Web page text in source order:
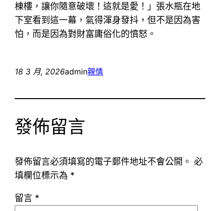
棟樓，讓你隨意破壞！這就是愛！」張水瓶在地
下室看到這一幕，氣得渾身發抖，但不是因為害
怕，而是因為對財富庸俗化的憤怒。
18 3 月, 2026admin親情
發佈留言
發佈留言必須填寫的電子郵件地址不會公開。 必
填欄位標示為 *
留言 *